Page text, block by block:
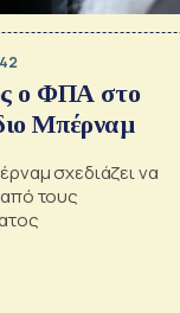
ο ΦΠΑ στο
Μπέρναμ
σχεδιάζει να
τους